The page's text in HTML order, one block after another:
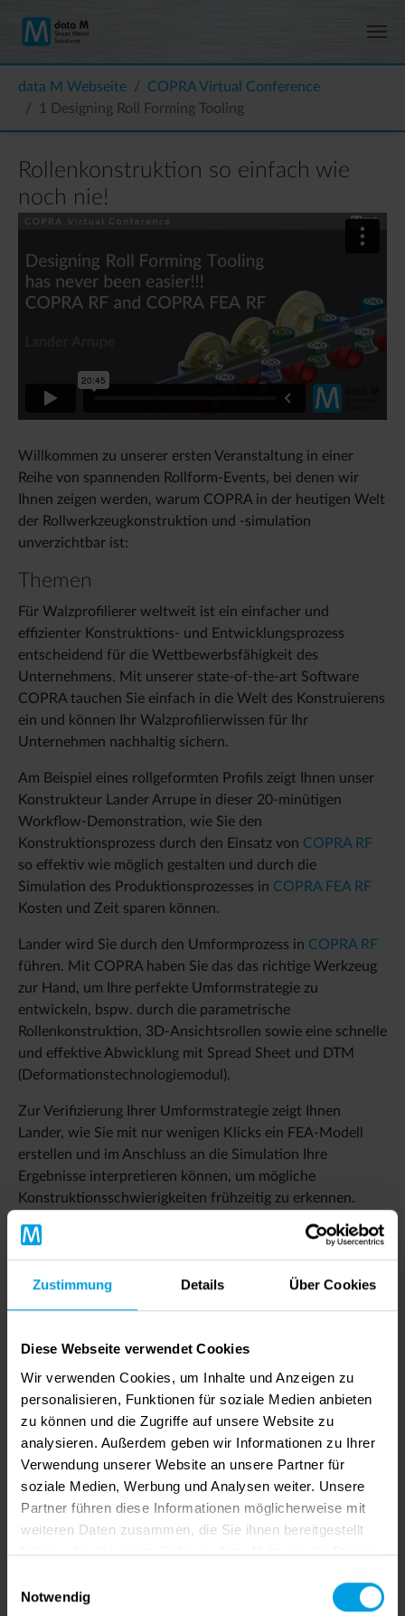
Zustimmung Details Über Cookies
Diese Webseite verwendet Cookies
Wir verwenden Cookies, um Inhalte und Anzeigen zu
personalisieren, Funktionen für soziale Medien anbieten
zu können und die Zugriffe auf unsere Website zu
analysieren. Außerdem geben wir Informationen zu Ihrer
Verwendung unserer Website an unsere Partner für
soziale Medien, Werbung und Analysen weiter. Unsere
Partner führen diese Informationen möglicherweise mit
weiteren Daten zusammen, die Sie ihnen bereitgestellt
haben oder die sie im Rahmen Ihrer Nutzung der Dienste
Notwendig
data M Webseite
COPRA Virtual Conference
1 Designing Roll Forming Tooling
Rollenkonstruktion so einfach wie
noch nie!
Willkommen zu unserer ersten Veranstaltung in einer
Reihe von spannenden Rollform-Events, bei denen wir
Ihnen zeigen werden, warum COPRA in der heutigen Welt
der Rollwerkzeugkonstruktion und -simulation
unverzichtbar ist:
Themen
Für Walzprofilierer weltweit ist ein einfacher und
effizienter Konstruktions- und Entwicklungsprozess
entscheidend für die Wettbewerbsfähigkeit des
Unternehmens. Mit unserer state-of-the-art Software
COPRA tauchen Sie einfach in die Welt des Konstruierens
ein und können Ihr Walzprofilierwissen für Ihr
Unternehmen nachhaltig sichern.
Am Beispiel eines rollgeformten Profils zeigt Ihnen unser
Konstrukteur Lander Arrupe in dieser 20-minütigen
Workflow-Demonstration, wie Sie den
Konstruktionsprozess durch den Einsatz von COPRA RF
so effektiv wie möglich gestalten und durch die
Simulation des Produktionsprozesses in COPRA FEA RF
Kosten und Zeit sparen können.
Lander wird Sie durch den Umformprozess in COPRA RF
führen. Mit COPRA haben Sie das das richtige Werkzeug
zur Hand, um Ihre perfekte Umformstrategie zu
entwickeln, bspw. durch die parametrische
Rollenkonstruktion, 3D-Ansichtsrollen sowie eine schnelle
und effektive Abwicklung mit Spread Sheet und DTM
(Deformationstechnologiemodul).
Zur Verifizierung Ihrer Umformstrategie zeigt Ihnen
Lander, wie Sie mit nur wenigen Klicks ein FEA-Modell
erstellen und im Anschluss an die Simulation Ihre
Ergebnisse interpretieren können, um mögliche
Konstruktionsschwierigkeiten frühzeitig zu erkennen.
kein FEA-Spezialwissen notwendig.
Durch die intelligente Vernetzung unserer COPRA-
Referent
Lander Arrupestudierte Maschinenbau an der
Universität Stuttgart. Seit 2006 ist er als
Projektingenieur bei der data M Sheet Metal
Solutions GmbH in Deutschland tätig. Als
erfahrener Walzprofilier-Experte und Anwender der
Konstruktionssoftware COPRA RF und COPRA FEA
RF von data M ist Lander Arrupe ein gefragter
Ansprechpartner für komplexe Kundenprojekte. Er
unsere Kunden und reist dafür auch um die ganze
Welt. Als ausgewiesener FEA-Experte weiß er, wie